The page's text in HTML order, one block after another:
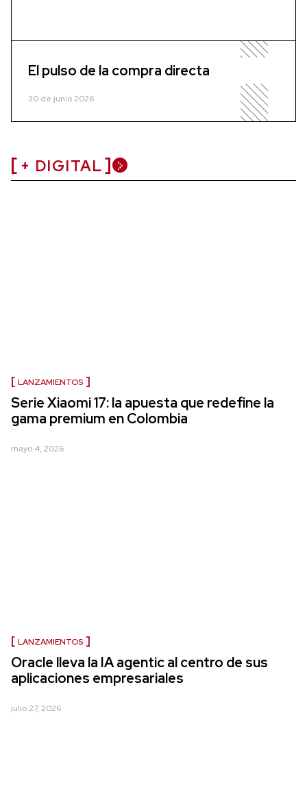
El pulso de la compra directa
30 de junio 2026
+ DIGITAL
LANZAMIENTOS
Serie Xiaomi 17: la apuesta que redefine la
gama premium en Colombia
mayo 4, 2026
LANZAMIENTOS
Oracle lleva la IA agentic al centro de sus
aplicaciones empresariales
julio 27, 2026